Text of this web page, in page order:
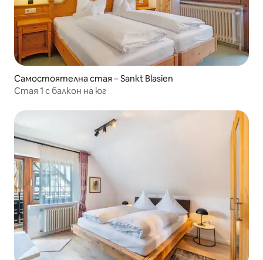
Самостоятелна стая – Sankt Blasien
Стая 1 с балкон на юг